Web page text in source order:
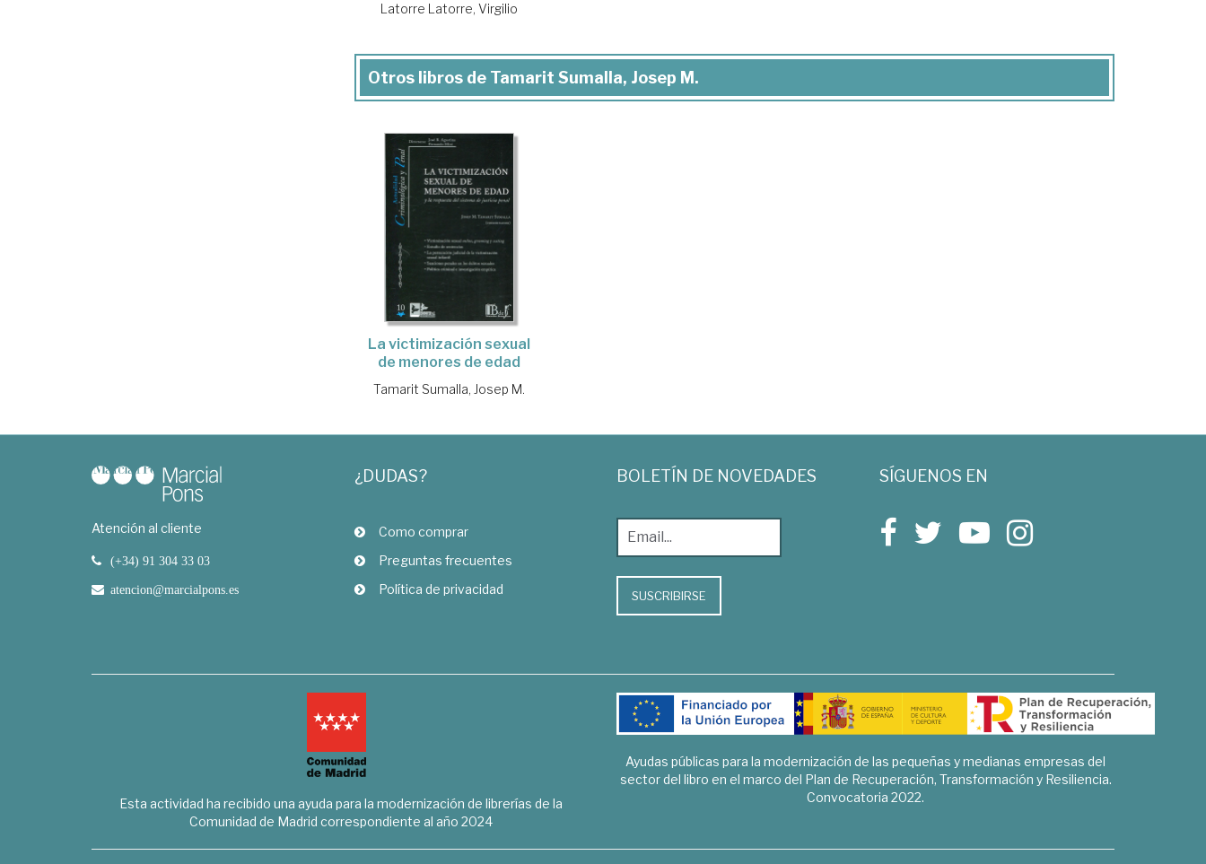
Latorre Latorre, Virgilio
Otros libros de Tamarit Sumalla, Josep M.
La victimización sexual
de menores de edad
Tamarit Sumalla, Josep M.
Atención al cliente
(+34) 91 304 33 03
atencion@marcialpons.es
¿DUDAS?
Como comprar
Preguntas frecuentes
Política de privacidad
BOLETÍN DE NOVEDADES
SUSCRIBIRSE
SÍGUENOS EN
Esta actividad ha recibido una ayuda para la modernización de librerías de la
Comunidad de Madrid correspondiente al año 2024
Ayudas públicas para la modernización de las pequeñas y medianas empresas del
sector del libro en el marco del Plan de Recuperación, Transformación y Resiliencia.
Convocatoria 2022.